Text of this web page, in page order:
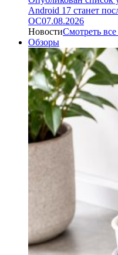
Android 17 станет
ОС07.08.2026
НовостиСмотреть
Обзоры